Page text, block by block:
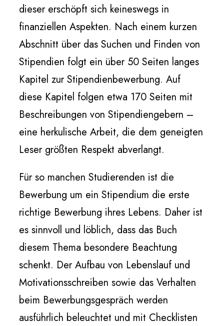
dieser erschöpft sich keineswegs in
finanziellen Aspekten. Nach einem kurzen
Abschnitt über das Suchen und Finden von
Stipendien folgt ein über 50 Seiten langes
Kapitel zur Stipendienbewerbung. Auf
diese Kapitel folgen etwa 170 Seiten mit
Beschreibungen von Stipendiengebern –
eine herkulische Arbeit, die dem geneigten
Leser größten Respekt abverlangt.
Für so manchen Studierenden ist die
Bewerbung um ein Stipendium die erste
richtige Bewerbung ihres Lebens. Daher ist
es sinnvoll und löblich, dass das Buch
diesem Thema besondere Beachtung
schenkt. Der Aufbau von Lebenslauf und
Motivationsschreiben sowie das Verhalten
beim Bewerbungsgespräch werden
ausführlich beleuchtet und mit Checklisten